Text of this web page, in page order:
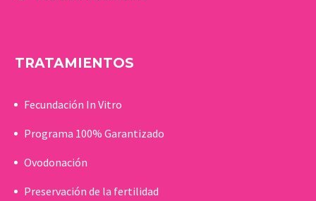
TRATAMIENTOS
Fecundación In Vitro
Programa 100% Garantizado
Ovodonación
Preservación de la fertilidad